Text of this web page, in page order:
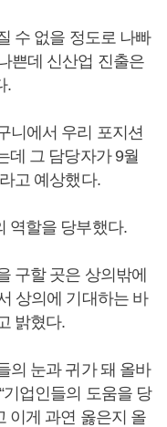
수 없을 정도로 나빠
쁜데 신산업 진출은
.
니에서 우리 포지션
데 그 담당자가 9월
고 예상했다.
역할을 당부했다.
구할 곳은 상의밖에
상의에 기대하는 바
밝혔다.
의 눈과 귀가 돼 올바
기업인들의 도움을 당
이게 과연 옳은지 올